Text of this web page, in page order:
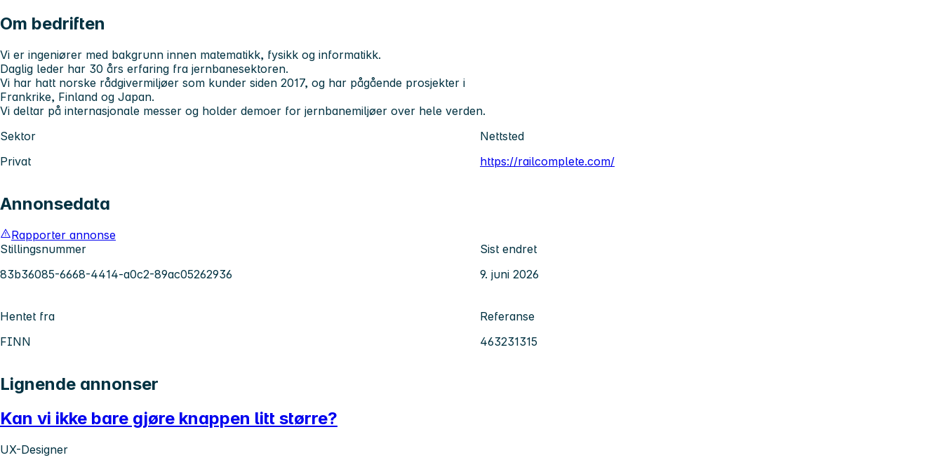
Om bedriften
Vi er ingeniører med bakgrunn innen matematikk, fysikk og informatikk.
Daglig leder har 30 års erfaring fra jernbanesektoren.
Vi har hatt norske rådgivermiljøer som kunder siden 2017, og har pågående prosjekter i
Frankrike, Finland og Japan.
Vi deltar på internasjonale messer og holder demoer for jernbanemiljøer over hele verden.
Sektor
Privat
Nettsted
https://railcomplete.com/
Annonsedata
Rapporter annonse
Stillingsnummer
83b36085-6668-4414-a0c2-89ac05262936
Sist endret
9. juni 2026
Hentet fra
FINN
Referanse
463231315
Lignende annonser
Kan vi ikke bare gjøre knappen litt større?
UX-Designer